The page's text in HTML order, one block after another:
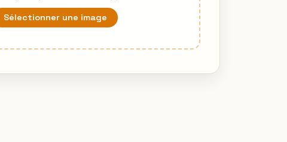
Sélectionner une image